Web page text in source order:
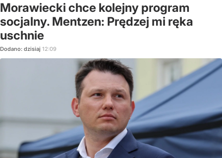
Morawiecki chce kolejny program
socjalny. Mentzen: Prędzej mi ręka
uschnie
Dodano: dzisiaj 12:09